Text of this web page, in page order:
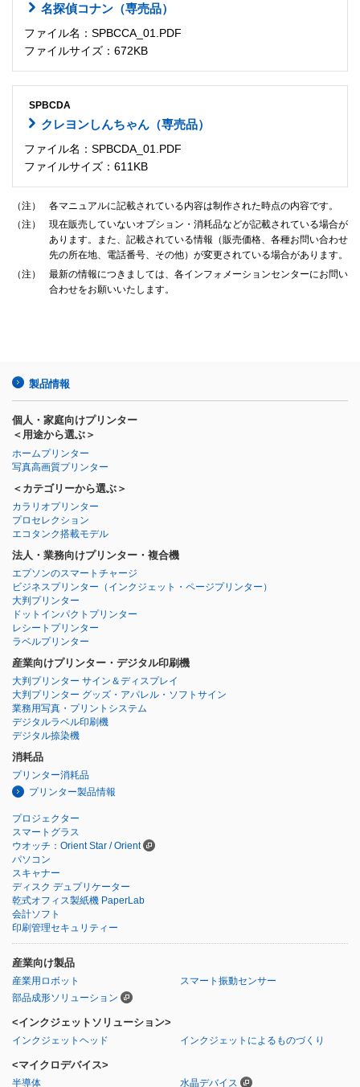
名探偵コナン（専売品）
ファイル名：SPBCCA_01.PDF
ファイルサイズ：672KB
SPBCDA
クレヨンしんちゃん（専売品）
ファイル名：SPBCDA_01.PDF
ファイルサイズ：611KB
（注）
各マニュアルに記載されている内容は制作された時点の内容です。
（注）
現在販売していないオプション・消耗品などが記載されている場合が
あります。また、記載されている情報（販売価格、各種お問い合わせ
先の所在地、電話番号、その他）が変更されている場合があります。
（注）
最新の情報につきましては、各インフォメーションセンターにお問い
合わせをお願いいたします。
製品情報
個人・家庭向けプリンター
＜用途から選ぶ＞
ホームプリンター
写真高画質プリンター
＜カテゴリーから選ぶ＞
カラリオプリンター
プロセレクション
エコタンク搭載モデル
法人・業務向けプリンター・複合機
エプソンのスマートチャージ
ビジネスプリンター （インクジェット・ページプリンター）
大判プリンター
ドットインパクトプリンター
レシートプリンター
ラベルプリンター
産業向けプリンター・デジタル印刷機
大判プリンター サイン＆ディスプレイ
大判プリンター グッズ・アパレル・ソフトサイン
業務用写真・プリントシステム
デジタルラベル印刷機
デジタル捺染機
消耗品
プリンター消耗品
プリンター製品情報
プロジェクター
スマートグラス
ウオッチ：Orient Star / Orient
パソコン
スキャナー
ディスク デュプリケーター
乾式オフィス製紙機 PaperLab
会計ソフト
印刷管理セキュリティー
産業向け製品
産業用ロボット
スマート振動センサー
部品成形ソリューション
<インクジェットソリューション>
インクジェットヘッド インクジェットによるものづくり
<マイクロデバイス>
半導体 水晶デバイス